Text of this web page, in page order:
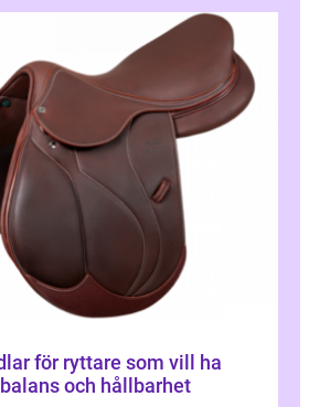
och hållbarhet